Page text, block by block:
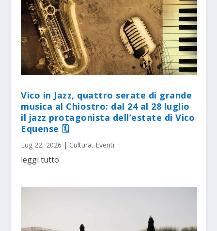
Vico in Jazz, quattro serate di grande
musica al Chiostro: dal 24 al 28 luglio
il jazz protagonista dell’estate di Vico
Equense 🗓
Lug 22, 2026 | Cultura, Eventi
leggi tutto